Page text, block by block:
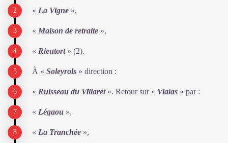
« La Vigne »,
« Maison de retraite »,
« Rieutort» (2).
À « Soleyrols » direction :
« Ruisseau du Villaret». Retour sur « Vialas » par :
« Légaou »,
« La Tranchée »,